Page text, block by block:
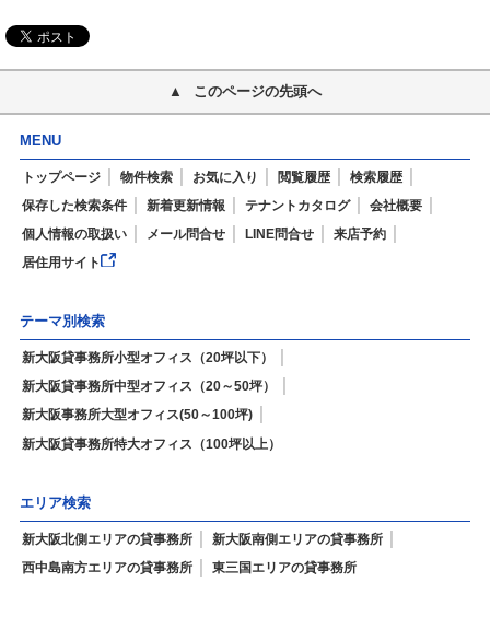
このページの先頭へ
MENU
トップページ 物件検索 お気に入り 閲覧履歴
検索履歴
保存した検索条件
新着更新情報 テナントカタログ
会社概要
個人情報の取扱い
メール問合せ LINE問合せ
来店予約
居住用サイト
テーマ別検索
新大阪貸事務所小型オフィス（20坪以下）
新大阪貸事務所中型オフィス（20～50坪）
新大阪事務所大型オフィス(50～100坪)
新大阪貸事務所特大オフィス（100坪以上）
エリア検索
新大阪北側エリアの貸事務所
新大阪南側エリアの貸事務所
西中島南方エリアの貸事務所
東三国エリアの貸事務所